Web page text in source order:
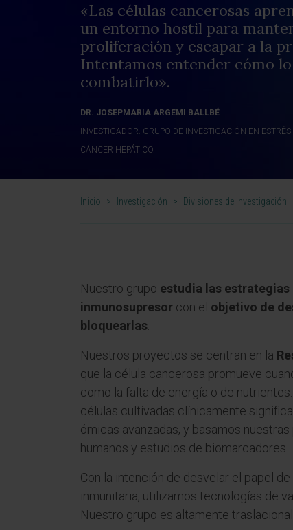
«Las células cancerosas
un entorno hostil para
proliferación y escapar a la
Intentamos entender cómo
combatirlo».
DR. JOSEPMARIA ARGEMI BALLBÉ
INVESTIGADOR. GRUPO DE INVESTIGACIÓN EN
CÁNCER HEPÁTICO.
Inicio > Investigación > Divisiones de investigación
Nuestro grupo estudia las estrategias
inmunosupresor con el objetivo de
bloquearlas
Nuestros proyectos se centran en la
que la célula cancerosa promueve
como la falta de energía o de
células cultivadas clínicamente
ómicas avanzadas, y basamos
humanos y estudios de biomarcadores.
Con la intención de desvelar el papel
inmunitaria, utilizamos tecnologías de
Nuestro grupo es altamente